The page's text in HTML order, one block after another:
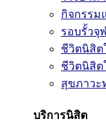
กิจกรรม
รอบรั้วจุ
ชีวิตนิสิต
ชีวิตนิสิต
สุขภาวะ
บริการนิสิต